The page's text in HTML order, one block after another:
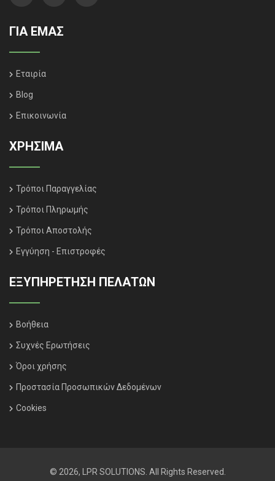
ΓΙΑ ΕΜΑΣ
Εταιρία
Blog
Επικοινωνία
ΧΡΗΣΙΜΑ
Τρόποι Παραγγελίας
Τρόποι Πληρωμής
Τρόποι Αποστολής
Εγγύηση - Επιστροφές
ΕΞΥΠΗΡΈΤΗΣΗ ΠΕΛΑΤΏΝ
Βοήθεια
Συχνές Ερωτήσεις
Όροι χρήσης
Προστασία Προσωπικών Δεδομένων
Cookies
© 2026, LPR SOLUTIONS. All Rights Reserved.